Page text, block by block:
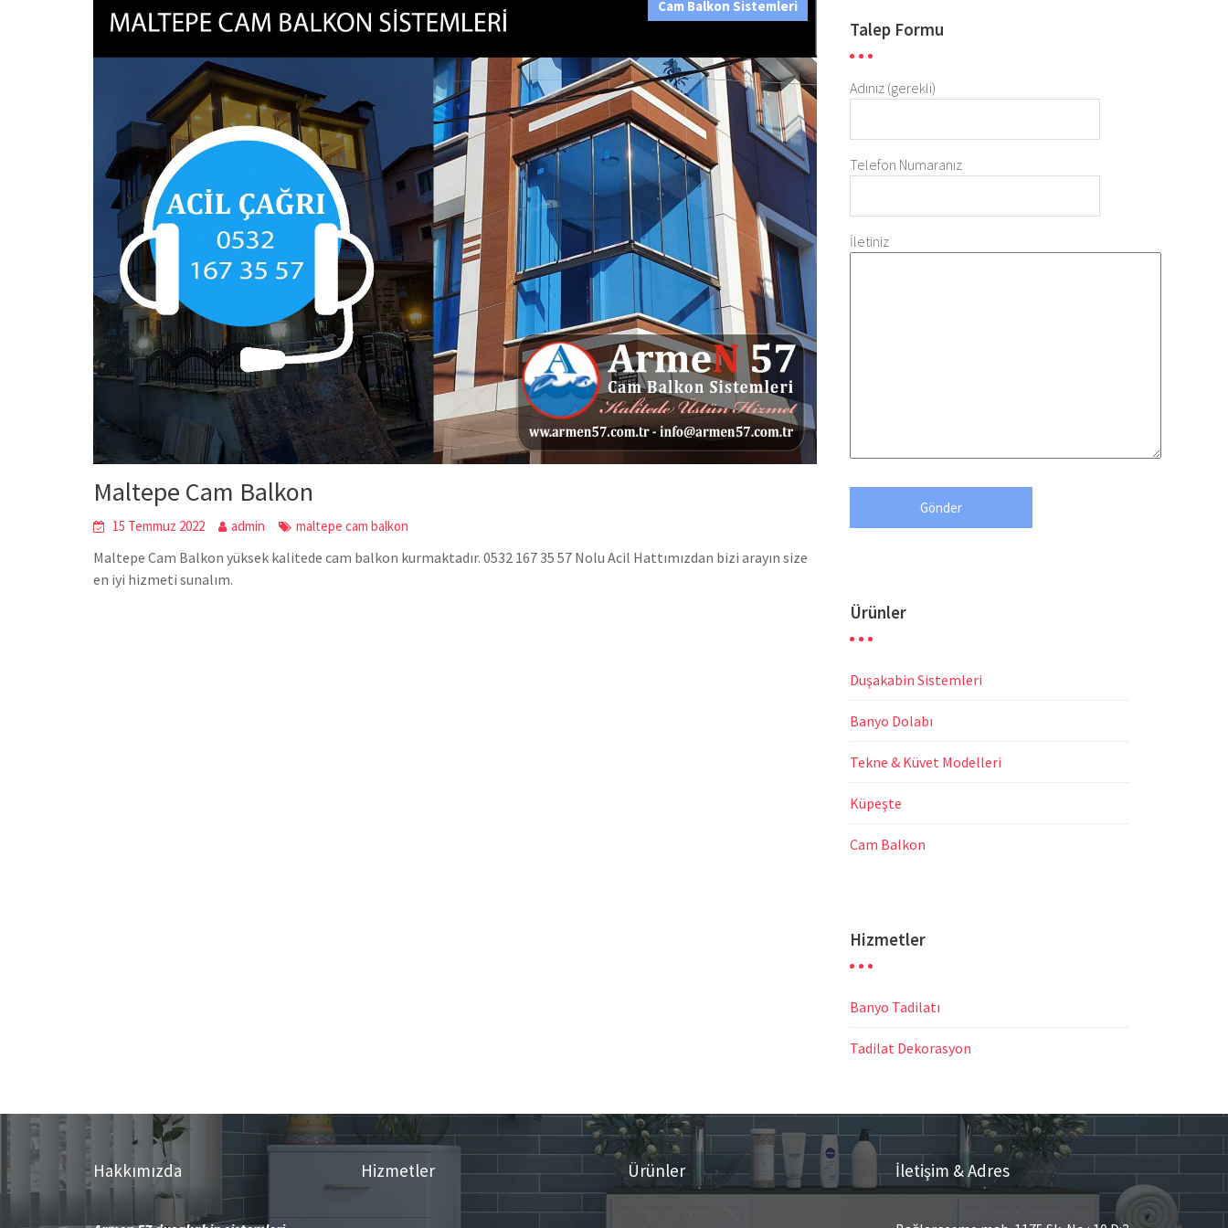
Cam Balkon Sistemleri
Maltepe Cam Balkon
15 Temmuz 2022 admin maltepe cam balkon
Maltepe Cam Balkon yüksek kalitede cam balkon kurmaktadır. 0532 167 35 57 Nolu Acil Hattımızdan bizi arayın size
en iyi hizmeti sunalım.
Talep Formu
Adınız (gerekli)
Telefon Numaranız
İletiniz
Ürünler
Duşakabin Sistemleri
Banyo Dolabı
Tekne & Küvet Modelleri
Küpeşte
Cam Balkon
Hizmetler
Banyo Tadilatı
Tadilat Dekorasyon
Hakkımızda Hizmetler Ürünler İletişim & Adres